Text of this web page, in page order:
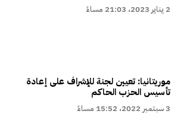
2 يناير 2023، 21:03 مساءً
موريتانيا: تعيين لجنة للإشراف على إعادة
تأسيس الحزب الحاكم
3 سبتمبر 2022، 15:52 مساءً